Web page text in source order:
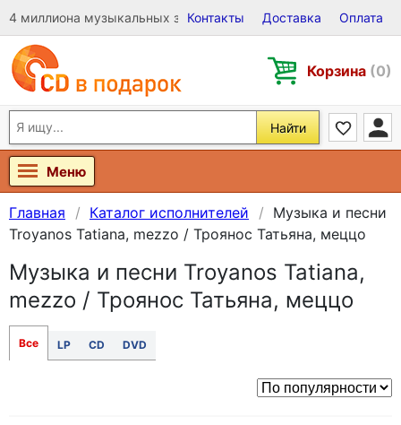
4 миллиона музыкальных записей на Виниле, CD и DVD
Контакты Доставка Оплата
Корзина (0)
Найти
Меню
Главная Каталог исполнителей
Музыка и песни
Troyanos Tatiana, mezzo / Троянос Татьяна, меццо
Музыка и песни Troyanos Tatiana,
mezzo / Троянос Татьяна, меццо
Все LP CD DVD